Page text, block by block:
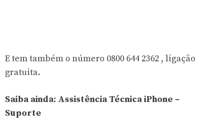
E tem também o número 0800 644 2362 , ligação
gratuita.
Saiba ainda: Assistência Técnica iPhone –
Suporte